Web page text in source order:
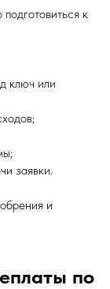
к
ключ или
заявки.
и
по